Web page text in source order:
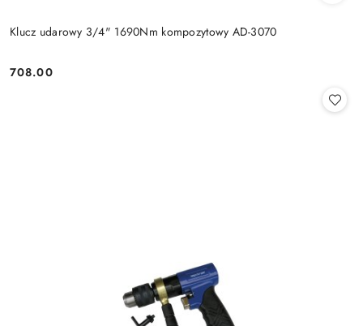
Klucz udarowy 3/4" 1690Nm kompozytowy AD-3070
Cena:
708.00